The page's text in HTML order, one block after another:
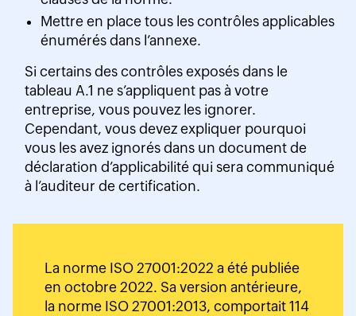
Mettre en place tous les contrôles applicables
énumérés dans l’annexe.
Si certains des contrôles exposés dans le
tableau A.1 ne s’appliquent pas à votre
entreprise, vous pouvez les ignorer.
Cependant, vous devez expliquer pourquoi
vous les avez ignorés dans un document de
déclaration d’applicabilité qui sera communiqué
à l’auditeur de certification.
La norme ISO 27001:2022 a été publiée
en octobre 2022. Sa version antérieure,
la norme ISO 27001:2013, comportait 114